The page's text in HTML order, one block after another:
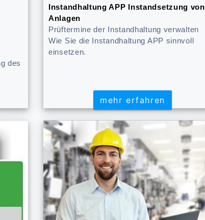
des
Instandhaltung APP Instandsetzung von
Anlagen
Prüftermine der Instandhaltung verwalten
Wie Sie die Instandhaltung APP sinnvoll
einsetzen.
mehr erfahren
mehr erfahren